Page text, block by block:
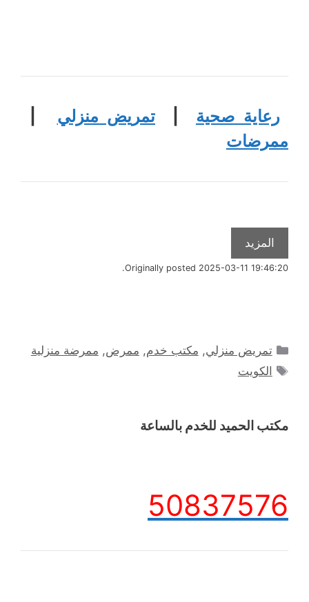
رعاية صحية تمريض منزلي
ممرضات
المزيد
Originally posted 2025-03-11 19:46:20.
التصنيفات
تمريض منزلي, مكتب خدم, ممرض, ممرضة منزلية
الوسوم
الكويت
مكتب الحميد للخدم بالساعة
50837576